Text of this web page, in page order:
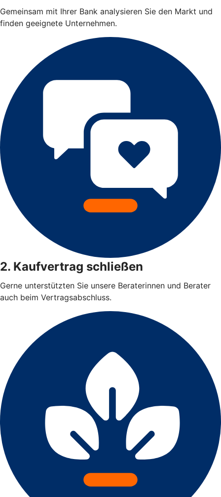
Gemeinsam mit Ihrer Bank analysieren Sie den Markt und
finden geeignete Unternehmen.
2. Kaufvertrag schließen
Gerne unterstützten Sie unsere Beraterinnen und Berater
auch beim Vertragsabschluss.